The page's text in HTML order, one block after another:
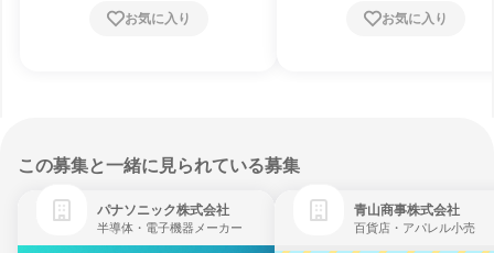
お気に入り お気に入り
この募集と一緒に見られている募集
パナソニック株式会社
半導体・電子機器メーカー
青山商事株式会社
百貨店・アパレル小売